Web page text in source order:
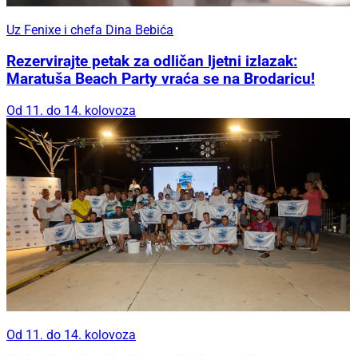
Uz Fenixe i chefa Dina Bebića
Rezervirajte petak za odličan ljetni izlazak:
Maratuša Beach Party vraća se na Brodaricu!
Od 11. do 14. kolovoza
Od 11. do 14. kolovoza